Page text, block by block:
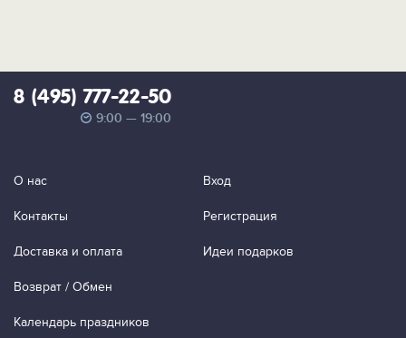
8 (495) 777-22-50
9:00 — 19:00
О нас
Контакты
Доставка и оплата
Возврат / Обмен
Календарь праздников
Вход
Регистрация
Идеи подарков